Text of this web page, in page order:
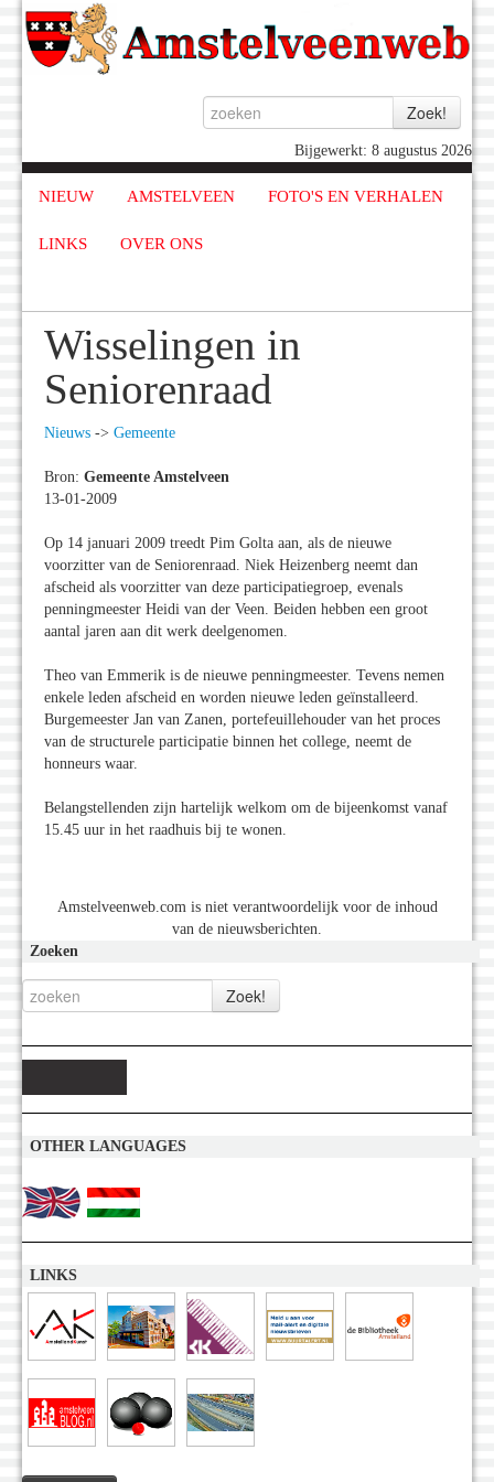
Bijgewerkt: 8 augustus 2026
NIEUW AMSTELVEEN FOTO'S EN VERHALEN
LINKS OVER ONS
Wisselingen in
Seniorenraad
Nieuws -> Gemeente
Bron: Gemeente Amstelveen
13-01-2009
Op 14 januari 2009 treedt Pim Golta aan, als de nieuwe
voorzitter van de Seniorenraad. Niek Heizenberg neemt dan
afscheid als voorzitter van deze participatiegroep, evenals
penningmeester Heidi van der Veen. Beiden hebben een groot
aantal jaren aan dit werk deelgenomen.
Theo van Emmerik is de nieuwe penningmeester. Tevens nemen
enkele leden afscheid en worden nieuwe leden geïnstalleerd.
Burgemeester Jan van Zanen, portefeuillehouder van het proces
van de structurele participatie binnen het college, neemt de
honneurs waar.
Belangstellenden zijn hartelijk welkom om de bijeenkomst vanaf
15.45 uur in het raadhuis bij te wonen.
Amstelveenweb.com is niet verantwoordelijk voor de inhoud
van de nieuwsberichten.
Zoeken
OTHER LANGUAGES
LINKS